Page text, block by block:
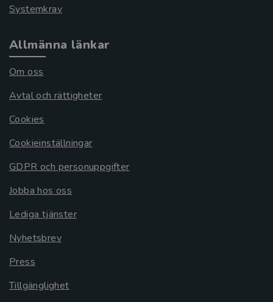
Systemkrav
Allmänna länkar
Om oss
Avtal och rättigheter
Cookies
Cookieinställningar
GDPR och personuppgifter
Jobba hos oss
Lediga tjänster
Nyhetsbrev
Press
Tillgänglighet